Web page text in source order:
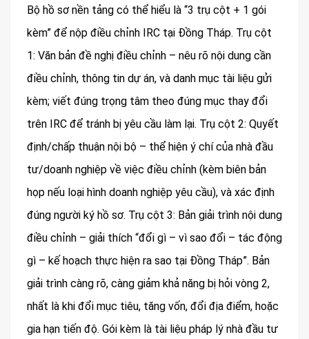
Bộ hồ sơ nền tảng có thể hiểu là “3 trụ cột + 1 gói
kèm” để nộp điều chỉnh IRC tại Đồng Tháp. Trụ cột
1: Văn bản đề nghị điều chỉnh – nêu rõ nội dung cần
điều chỉnh, thông tin dự án, và danh mục tài liệu gửi
kèm; viết đúng trọng tâm theo đúng mục thay đổi
trên IRC để tránh bị yêu cầu làm lại. Trụ cột 2: Quyết
định/chấp thuận nội bộ – thể hiện ý chí của nhà đầu
tư/doanh nghiệp về việc điều chỉnh (kèm biên bản
họp nếu loại hình doanh nghiệp yêu cầu), và xác định
đúng người ký hồ sơ. Trụ cột 3: Bản giải trình nội dung
điều chỉnh – giải thích “đổi gì – vì sao đổi – tác động
gì – kế hoạch thực hiện ra sao tại Đồng Tháp”. Bản
giải trình càng rõ, càng giảm khả năng bị hỏi vòng 2,
nhất là khi đổi mục tiêu, tăng vốn, đổi địa điểm, hoặc
gia hạn tiến độ. Gói kèm là tài liệu pháp lý nhà đầu tư